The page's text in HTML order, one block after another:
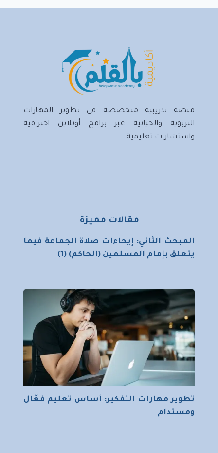
الأحلام
منصة تدريبية متخصصة في تطوير المهارات
التربوية والحياتية عبر برامج أونلاين احترافية
واستشارات تعليمية.
مقالات مميزة
المبحث الثاني: إيحاءات صلاة الجماعة فيما
يتعلق بإمام المسلمين (الحاكم) (1)
تطوير مهارات التفكير: أساس تعليم فعّال
ومستدام